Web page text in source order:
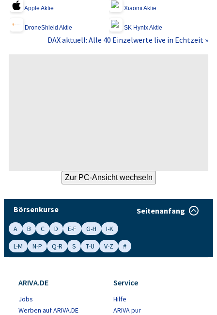
Apple Aktie Xiaomi Aktie
DroneShield Aktie SK Hynix Aktie
DAX aktuell: Alle 40 Einzelwerte live in Echtzeit »
Börsenkurse Seitenanfang
A B C D E-F G-H
I-K
L-M
N-P Q-R S T-U V-Z #
ARIVA.DE
Jobs
Werben auf ARIVA.DE
Service
Hilfe
ARIVA pur